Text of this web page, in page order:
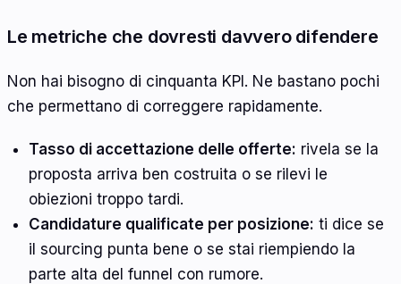
Le metriche che dovresti davvero difendere
Non hai bisogno di cinquanta KPI. Ne bastano pochi
che permettano di correggere rapidamente.
Tasso di accettazione delle offerte: rivela se la
proposta arriva ben costruita o se rilevi le
obiezioni troppo tardi.
Candidature qualificate per posizione: ti dice se
il sourcing punta bene o se stai riempiendo la
parte alta del funnel con rumore.